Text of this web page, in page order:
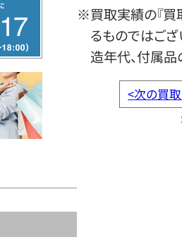
※買取実績の『買
るものではござ
造年代、付属品
<次の買